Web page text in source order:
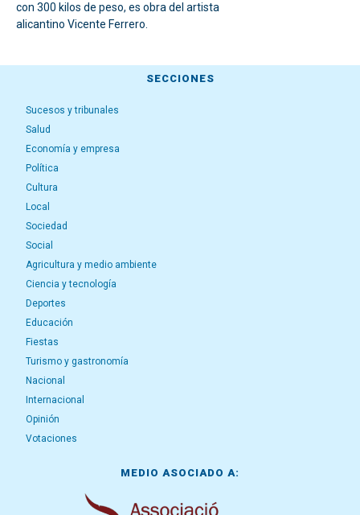
con 300 kilos de peso, es obra del artista
alicantino Vicente Ferrero.
SECCIONES
Sucesos y tribunales
Salud
Economía y empresa
Política
Cultura
Local
Sociedad
Social
Agricultura y medio ambiente
Ciencia y tecnología
Deportes
Educación
Fiestas
Turismo y gastronomía
Nacional
Internacional
Opinión
Votaciones
MEDIO ASOCIADO A: